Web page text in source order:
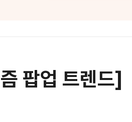
팝업 트렌드]